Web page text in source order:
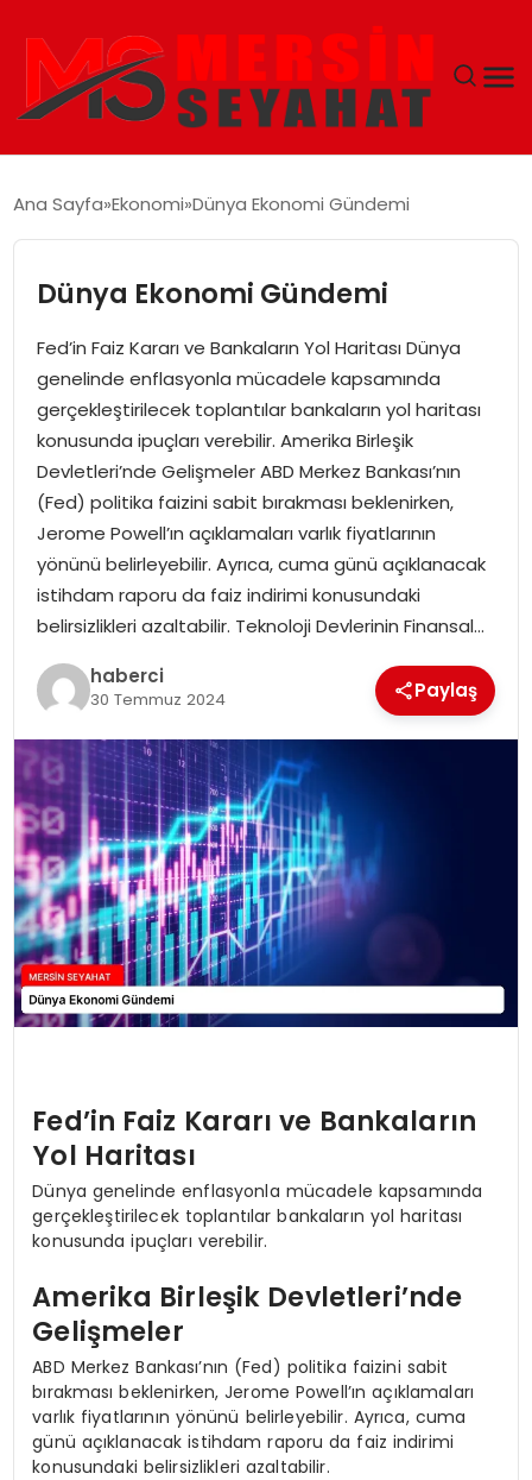
EKONOMI
EĞITIM
TEKNOLOJI
GÜNCEL
Ana Sayfa Ekonomi Dünya Ekonomi Gündemi
Dünya Ekonomi Gündemi
Fed’in Faiz Kararı ve Bankaların Yol Haritası Dünya
genelinde enflasyonla mücadele kapsamında
gerçekleştirilecek toplantılar bankaların yol haritası
konusunda ipuçları verebilir. Amerika Birleşik
Devletleri’nde Gelişmeler ABD Merkez Bankası’nın
(Fed) politika faizini sabit bırakması beklenirken,
Jerome Powell’ın açıklamaları varlık fiyatlarının
yönünü belirleyebilir. Ayrıca, cuma günü açıklanacak
istihdam raporu da faiz indirimi konusundaki
belirsizlikleri azaltabilir. Teknoloji Devlerinin Finansal…
haberci
30 Temmuz 2024 Paylaş
Fed’in Faiz Kararı ve Bankaların
Yol Haritası
Dünya genelinde enflasyonla mücadele kapsamında
gerçekleştirilecek toplantılar bankaların yol haritası
konusunda ipuçları verebilir.
Amerika Birleşik Devletleri’nde
Gelişmeler
ABD Merkez Bankası’nın (Fed) politika faizini sabit
bırakması beklenirken, Jerome Powell’ın açıklamaları
varlık fiyatlarının yönünü belirleyebilir. Ayrıca, cuma
günü açıklanacak istihdam raporu da faiz indirimi
konusundaki belirsizlikleri azaltabilir.